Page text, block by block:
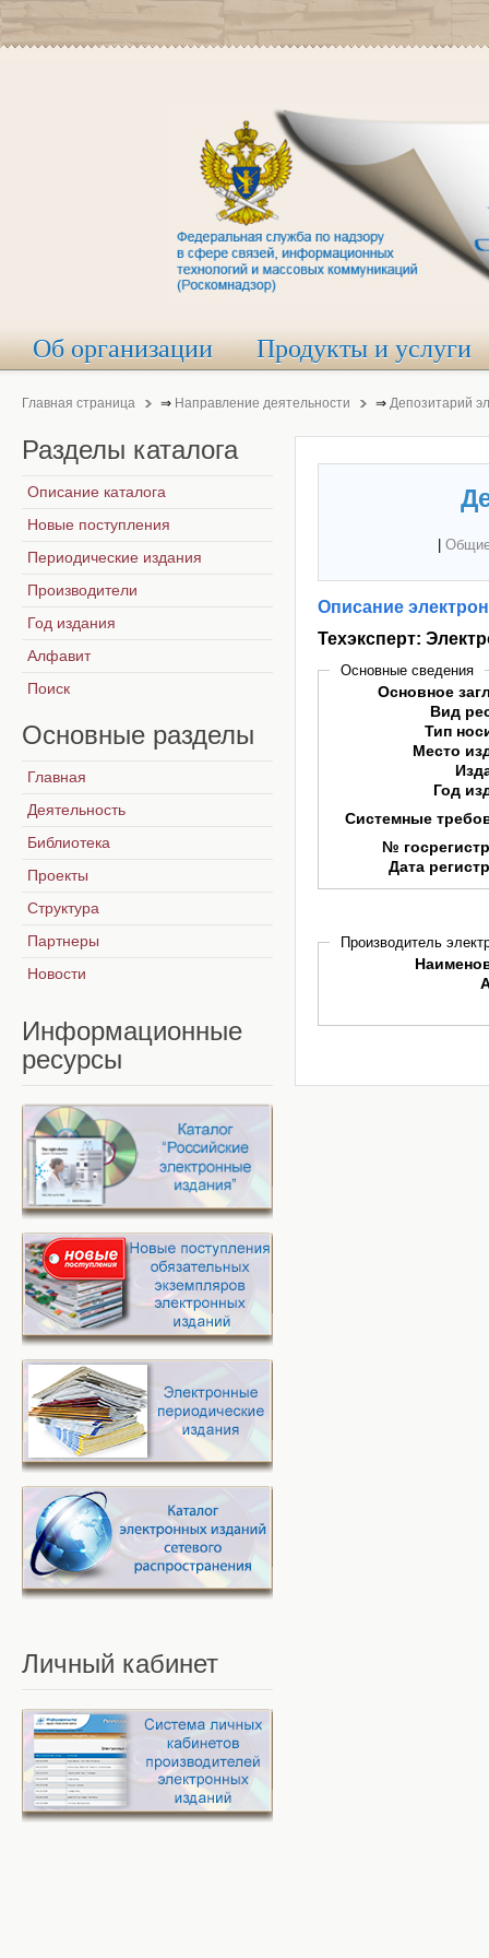
Об организации Продукты и услуги
Главная страница ⇒ Направление деятельности ⇒ Депозитарий
Описание
Техэксперт:
Основные сведения
Основное
Вид
Тип
Место
Год
Системные
№
Дата
Производитель
Разделы каталога
Описание каталога
Новые поступления
Периодические издания
Производители
Год издания
Алфавит
Поиск
Основные разделы
Главная
Деятельность
Библиотека
Проекты
Структура
Партнеры
Новости
Информационные
ресурсы
Личный кабинет